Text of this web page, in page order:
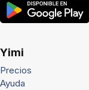
Yimi
Precios
Ayuda